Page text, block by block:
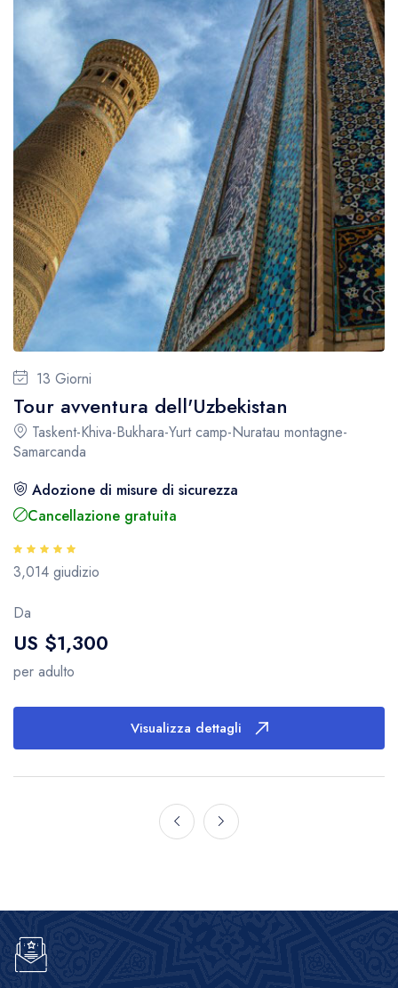
13 Giorni
Tour avventura dell'Uzbekistan
Taskent-Khiva-Bukhara-Yurt camp-Nuratau montagne-
Samarcanda
Adozione di misure di sicurezza
Cancellazione gratuita
3,014 giudizio
Da
US $1,300
per adulto
Visualizza dettagli